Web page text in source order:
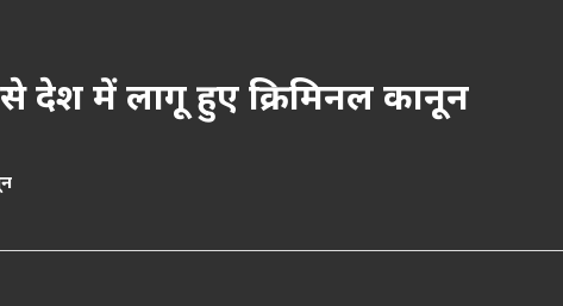
देश में लागू हुए क्रिमिनल कानून